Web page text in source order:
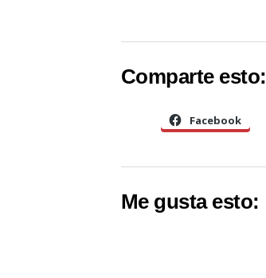
Comparte esto:
Facebook
Me gusta esto: